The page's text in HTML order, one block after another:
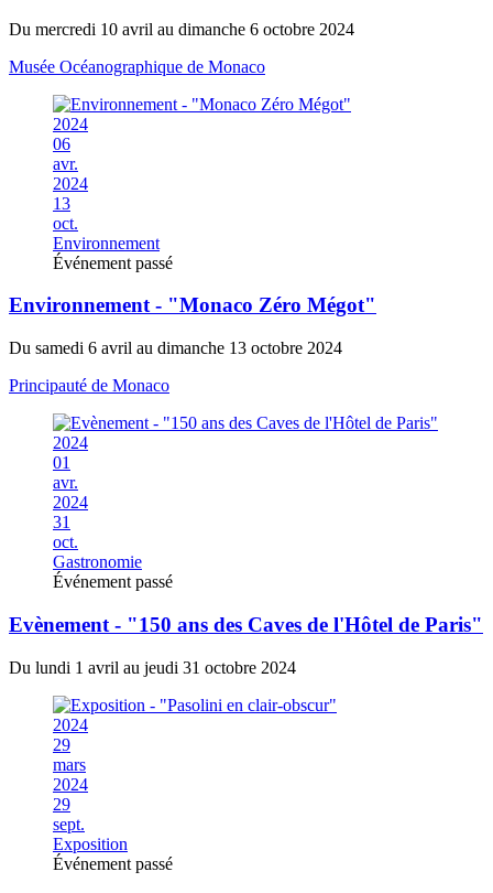
Du mercredi 10 avril au dimanche 6 octobre 2024
Musée Océanographique de Monaco
2024
06
avr.
2024
13
oct.
Environnement
Événement passé
Environnement - "Monaco Zéro Mégot"
Du samedi 6 avril au dimanche 13 octobre 2024
Principauté de Monaco
2024
01
avr.
2024
31
oct.
Gastronomie
Événement passé
Evènement - "150 ans des Caves de l'Hôtel de Paris"
Du lundi 1 avril au jeudi 31 octobre 2024
2024
29
mars
2024
29
sept.
Exposition
Événement passé